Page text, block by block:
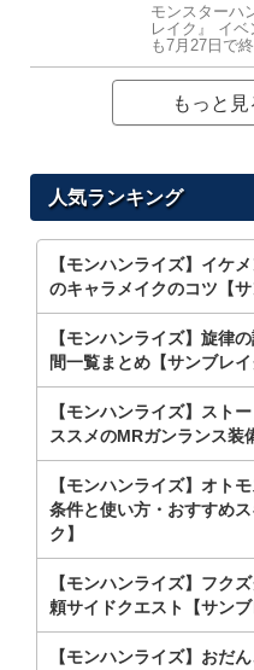
お役立ち
ニ
モンスターハ
レイク』 イ
も7月27日で終
もっと見
人気ランキング
【モンハンライズ】イケ
のキャラメイクのコツ【サ
【モンハンライズ】旋律
間一覧まとめ【サンブレイ
【モンハンライズ】スト
ススメのMRガンランス装
【モンハンライズ】オト
条件と使い方・おすすめ
ク】
【モンハンライズ】フク
頼サイドクエスト【サンブ
【モンハンライズ】おだ